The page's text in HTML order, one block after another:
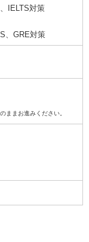
IELTS対策
、GRE対策
ままお進みください。